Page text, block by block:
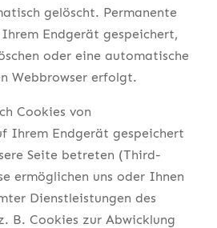
gelöscht. Permanente
Endgerät gespeichert,
oder eine automatische
Webbrowser erfolgt.
Cookies von
Ihrem Endgerät gespeichert
Seite betreten (Third-
ermöglichen uns oder Ihnen
Dienstleistungen des
B. Cookies zur Abwicklung